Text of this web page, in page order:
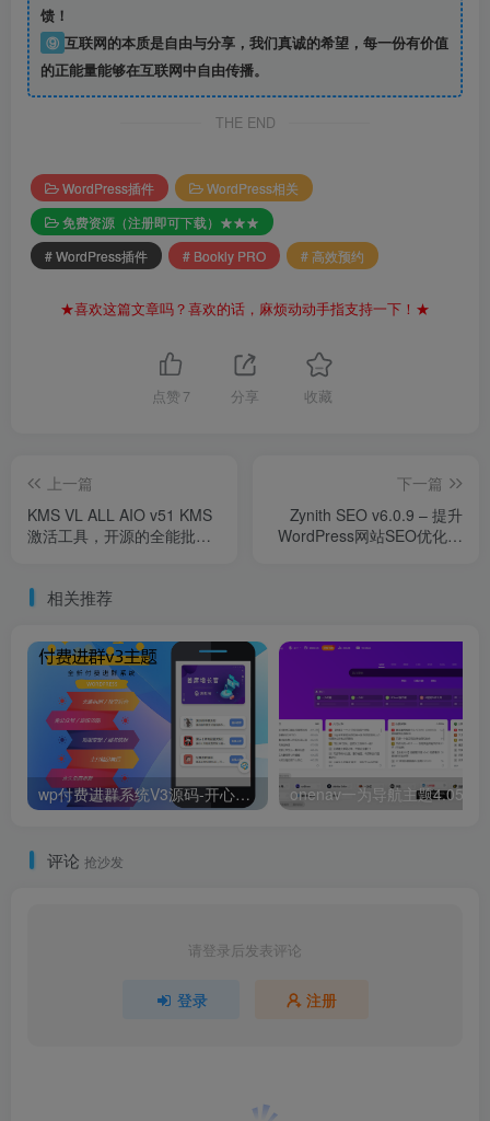
馈！
⑨ 互联网的本质是自由与分享，我们真诚的希望，每一份有价值
的正能量能够在互联网中自由传播。
THE END
WordPress插件
WordPress相关
免费资源（注册即可下载）★★★
# WordPress插件
# Bookly PRO # 高效预约
★喜欢这篇文章吗？喜欢的话，麻烦动动手指支持一下！★
点赞 7 分享 收藏
上一篇
KMS VL ALL AIO v51 KMS
激活工具，开源的全能批处
下一篇
Zynith SEO v6.0.9 – 提升
WordPress网站SEO优化的
相关推荐
wp付费进群系统V3源码-开心版，附绕授权教程
评论 抢沙发
请登录后发表评论
登录 注册